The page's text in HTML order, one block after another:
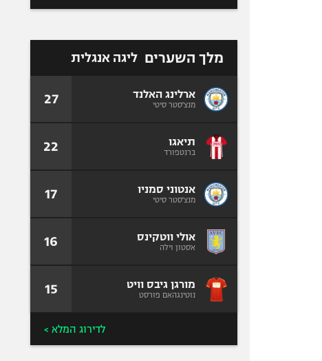
מלך השערים ליגה אנגלית
ארלינג האלנד
מנצ'סטר סיטי 27
תיאגו
ברנטפורד 22
אנטוני סמניו
מנצ'סטר סיטי 17
אולי ווטקינס
אסטון וילה 16
מורגן גיבס וויט
נוטינגהאם פורסט 15
לדירוג המלא >